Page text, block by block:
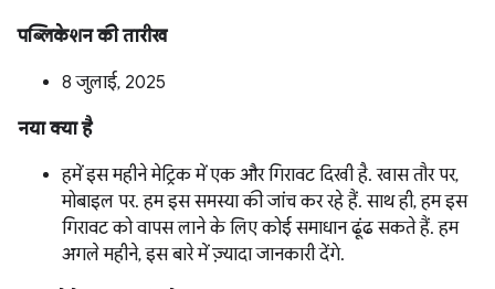
पब्लिकेशन की तारीख
8 जुलाई, 2025
नया क्या है
हमें इस महीने मेट्रिक में एक और गिरावट दिखी है. खास तौर पर,
मोबाइल पर. हम इस समस्या की जांच कर रहे हैं. साथ ही, हम इस
गिरावट को वापस लाने के लिए कोई समाधान ढूंढ सकते हैं. हम
अगले महीने, इस बारे में ज़्यादा जानकारी देंगे.